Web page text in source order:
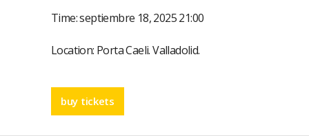
Time:septiembre 18, 2025 21:00
Location: Porta Caeli. Valladolid.
buy tickets